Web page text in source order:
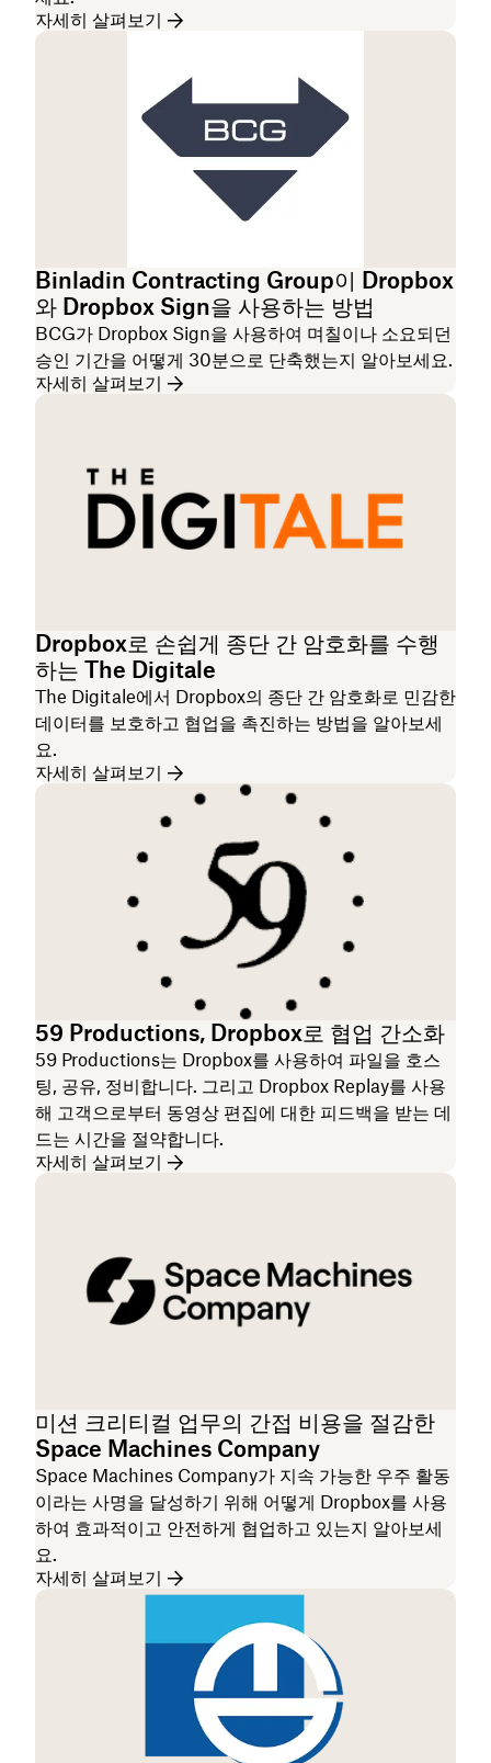
자세히 살펴보기
Binladin Contracting Group이 Dropbox
와 Dropbox Sign을 사용하는 방법
BCG가 Dropbox Sign을 사용하여 며칠이나 소요되던
승인 기간을 어떻게 30분으로 단축했는지 알아보세요.
자세히 살펴보기
Dropbox로 손쉽게 종단 간 암호화를 수행
하는 The Digitale
The Digitale에서 Dropbox의 종단 간 암호화로 민감한
데이터를 보호하고 협업을 촉진하는 방법을 알아보세
요.
자세히 살펴보기
59 Productions, Dropbox로 협업 간소화
59 Productions는 Dropbox를 사용하여 파일을 호스
팅, 공유, 정비합니다. 그리고 Dropbox Replay를 사용
해 고객으로부터 동영상 편집에 대한 피드백을 받는 데
드는 시간을 절약합니다.
자세히 살펴보기
미션 크리티컬 업무의 간접 비용을 절감한
Space Machines Company
Space Machines Company가 지속 가능한 우주 활동
이라는 사명을 달성하기 위해 어떻게 Dropbox를 사용
하여 효과적이고 안전하게 협업하고 있는지 알아보세
요.
자세히 살펴보기